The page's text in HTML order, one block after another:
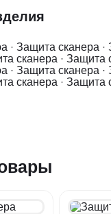
· Защита сканера ·
сканера · Защита
· Защита сканера ·
сканера · Защита